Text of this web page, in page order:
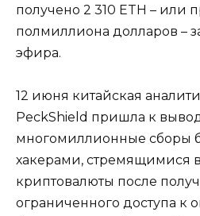
получено 2 310 ETH – или
полмиллиона долларов –
эфира.
12 июня китайская
PeckShield пришла к
многомиллионные сборы
хакерами, стремящимися
криптовалюты после
ограниченного доступа к